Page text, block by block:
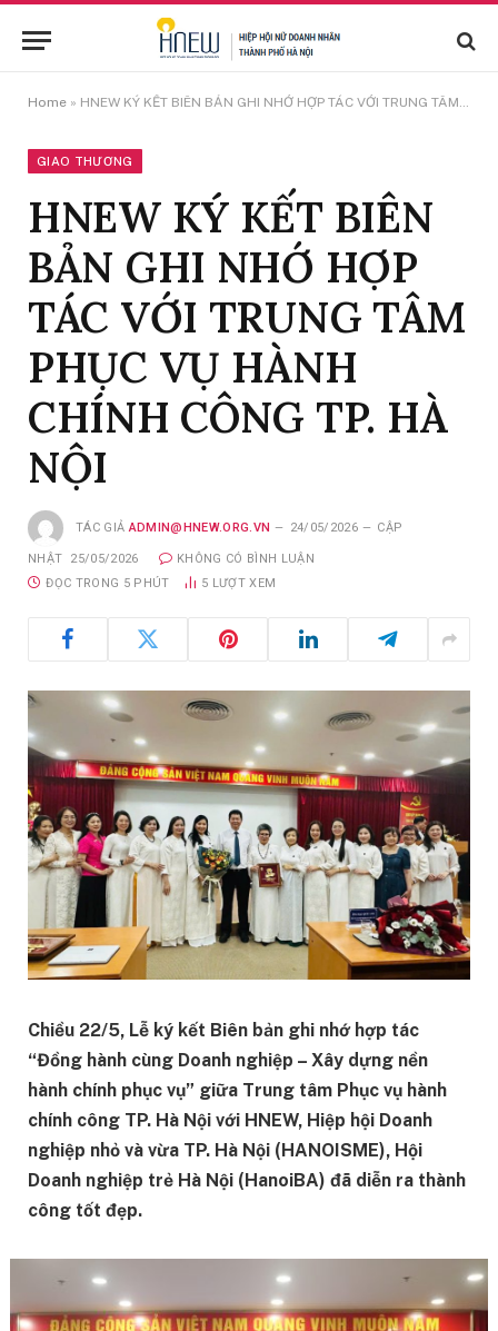
Home » HNEW KÝ KẾT BIÊN BẢN GHI NHỚ HỢP TÁC VỚI TRUNG TÂM PHỤC VỤ HÀNH CHÍNH CÔNG TP. HÀ NỘI
GIAO THƯƠNG
HNEW KÝ KẾT BIÊN
BẢN GHI NHỚ HỢP
TÁC VỚI TRUNG TÂM
PHỤC VỤ HÀNH
CHÍNH CÔNG TP. HÀ
NỘI
TÁC GIẢ ADMIN@HNEW.ORG.VN 24/05/2026 CẬP
NHẬT 25/05/2026
KHÔNG CÓ BÌNH LUẬN
ĐỌC TRONG 5 PHÚT
5 LƯỢT XEM
Chiều 22/5, Lễ ký kết Biên bản ghi nhớ hợp tác
“Đồng hành cùng Doanh nghiệp – Xây dựng nền
hành chính phục vụ” giữa Trung tâm Phục vụ hành
chính công TP. Hà Nội với HNEW, Hiệp hội Doanh
nghiệp nhỏ và vừa TP. Hà Nội (HANOISME), Hội
Doanh nghiệp trẻ Hà Nội (HanoiBA) đã diễn ra thành
công tốt đẹp.